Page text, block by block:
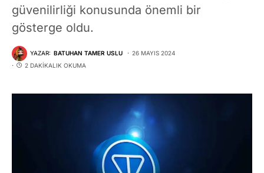
güvenilirliği konusunda önemli bir
gösterge oldu.
YAZAR: BATUHAN TAMER USLU
26 MAYIS 2024
2 DAKIKALIK OKUMA